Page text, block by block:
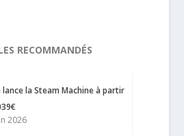
RECOMMANDÉS
lance la Steam Machine à partir
2026